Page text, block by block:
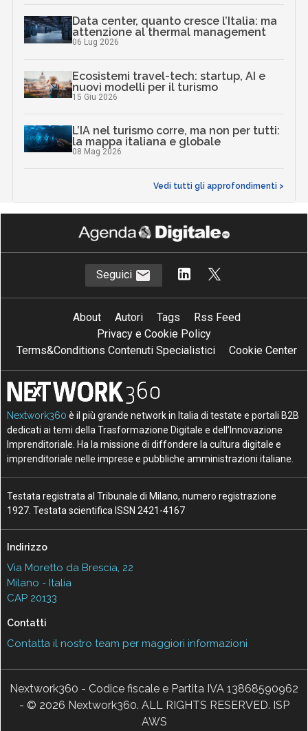
Data center, quanto cresce l’Italia: ma
attenzione al thermal management
06 Lug 2026
Ecosistemi travel-tech: startup, AI e
nuovi modelli per il turismo
15 Giu 2026
L’IA nel turismo corre, ma non per tutti:
la mappa italiana e globale
08 Mag 2026
Vedi tutti gli approfondimenti >
Seguici
About Autori Tags
Rss Feed
Privacy e Cookie Policy
Terms&Conditions Contenuti Specialistici
Cookie Center
Nextwork360 è il più grande network in Italia di testate e portali B2B
dedicati ai temi della Trasformazione Digitale e dell’Innovazione
Imprenditoriale. Ha la missione di diffondere la cultura digitale e
imprenditoriale nelle imprese e pubbliche amministrazioni italiane.
Testata registrata al Tribunale di Milano, numero registrazione
1927. Testata scientifica ISSN 2421-4167
Indirizzo
Via Moretto da Brescia, 22
Milano - Italia
CAP 20133
Contatti
Contatta il nostro team per maggiori informazioni
Nextwork360 - Codice fiscale e Partita IVA 13868590962
- © 2026 Nextwork360. ALL RIGHTS RESERVED. ISP
AWS